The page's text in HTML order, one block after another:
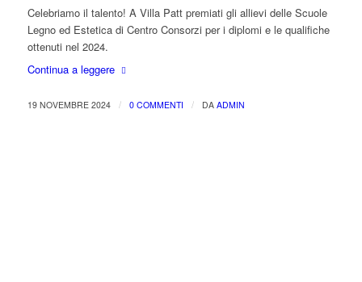
Celebriamo il talento! A Villa Patt premiati gli allievi delle Scuole
Legno ed Estetica di Centro Consorzi per i diplomi e le qualifiche
ottenuti nel 2024.
Continua a leggere
19 NOVEMBRE 2024 / 0 COMMENTI / DA ADMIN